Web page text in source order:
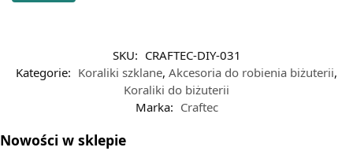
SKU: CRAFTEC-DIY-031
Kategorie: Koraliki szklane, Akcesoria do robienia biżuterii,
Koraliki do biżuterii
Marka: Craftec
Nowości w sklepie